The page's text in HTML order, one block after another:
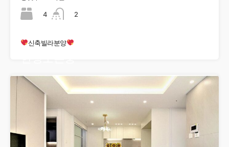
4 2
신축빌라분양